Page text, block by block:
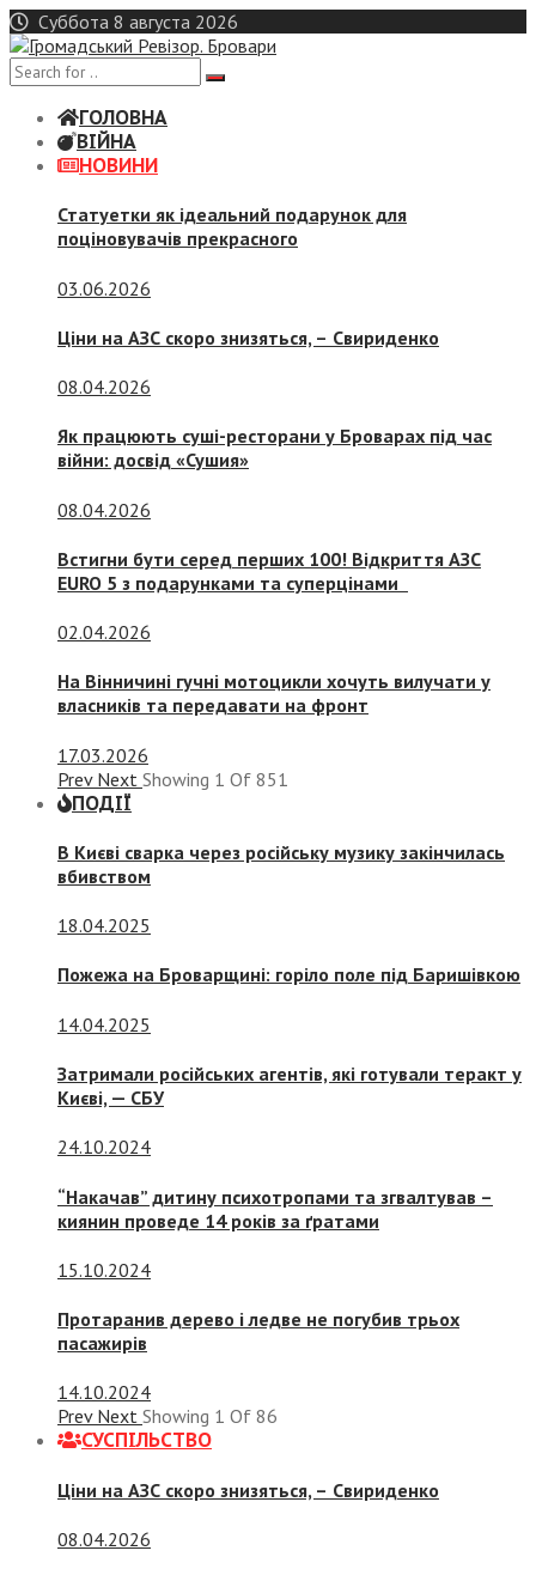
Skip
to
content
Суббота 8 августа 2026
ГОЛОВНА
ВІЙНА
НОВИНИ
Статуетки як ідеальний подарунок для
поціновувачів прекрасного
03.06.2026
Ціни на АЗС скоро знизяться, – Свириденко
08.04.2026
Як працюють суші-ресторани у Броварах під час
війни: досвід «Сушия»
08.04.2026
Встигни бути серед перших 100! Відкриття АЗС
EURO 5 з подарунками та суперцінами
02.04.2026
На Вінничині гучні мотоцикли хочуть вилучати у
власників та передавати на фронт
17.03.2026
Prev Next Showing 1 Of 851
ПОДІЇ
В Києві сварка через російську музику закінчилась
вбивством
18.04.2025
Пожежа на Броварщині: горіло поле під Баришівкою
14.04.2025
Затримали російських агентів, які готували теракт у
Києві, — СБУ
24.10.2024
“Накачав” дитину психотропами та згвалтував –
киянин проведе 14 років за ґратами
15.10.2024
Протаранив дерево і ледве не погубив трьох
пасажирів
14.10.2024
Prev Next Showing 1 Of 86
СУСПIЛЬСТВО
Ціни на АЗС скоро знизяться, – Свириденко
08.04.2026